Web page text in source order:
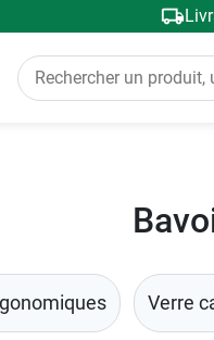
Verre